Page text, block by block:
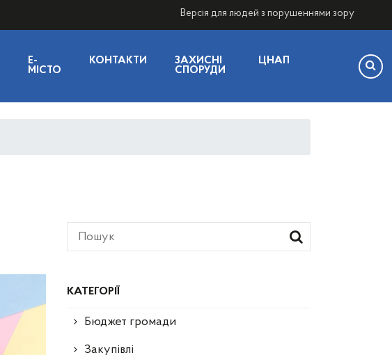
Версія для людей з порушеннями зору
E-
МІСТО
КОНТАКТИ
ЗАХИСНІ
СПОРУДИ
ЦНАП
КАТЕГОРІЇ
Бюджет громади
Закупівлі